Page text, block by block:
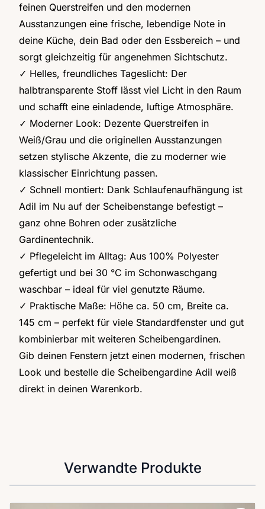
feinen Querstreifen und den modernen
Ausstanzungen eine frische, lebendige Note in
deine Küche, dein Bad oder den Essbereich – und
sorgt gleichzeitig für angenehmen Sichtschutz.
✓ Helles, freundliches Tageslicht: Der
halbtransparente Stoff lässt viel Licht in den Raum
und schafft eine einladende, luftige Atmosphäre.
✓ Moderner Look: Dezente Querstreifen in
Weiß/Grau und die originellen Ausstanzungen
setzen stylische Akzente, die zu moderner wie
klassischer Einrichtung passen.
✓ Schnell montiert: Dank Schlaufenaufhängung ist
Adil im Nu auf der Scheibenstange befestigt –
ganz ohne Bohren oder zusätzliche
Gardinentechnik.
✓ Pflegeleicht im Alltag: Aus 100% Polyester
gefertigt und bei 30 °C im Schonwaschgang
waschbar – ideal für viel genutzte Räume.
✓ Praktische Maße: Höhe ca. 50 cm, Breite ca.
145 cm – perfekt für viele Standardfenster und gut
kombinierbar mit weiteren Scheibengardinen.
Gib deinen Fenstern jetzt einen modernen, frischen
Look und bestelle die Scheibengardine Adil weiß
direkt in deinen Warenkorb.
Verwandte Produkte